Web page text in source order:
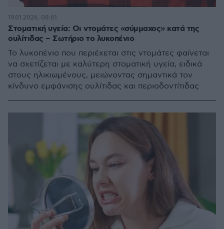
Στοματική υγεία: Οι ντομάτες «σύμμαχος» κατά της
ουλίτιδας – Σωτήριο το λυκοπένιο
Το λυκοπένιο που περιέχεται στις ντομάτες φαίνεται
να σχετίζεται με καλύτερη στοματική υγεία, ειδικά
στους ηλικιωμένους, μειώνοντας σημαντικά τον
κίνδυνο εμφάνισης ουλίτιδας και περιοδοντίτιδας
19.01.2026, 08:01